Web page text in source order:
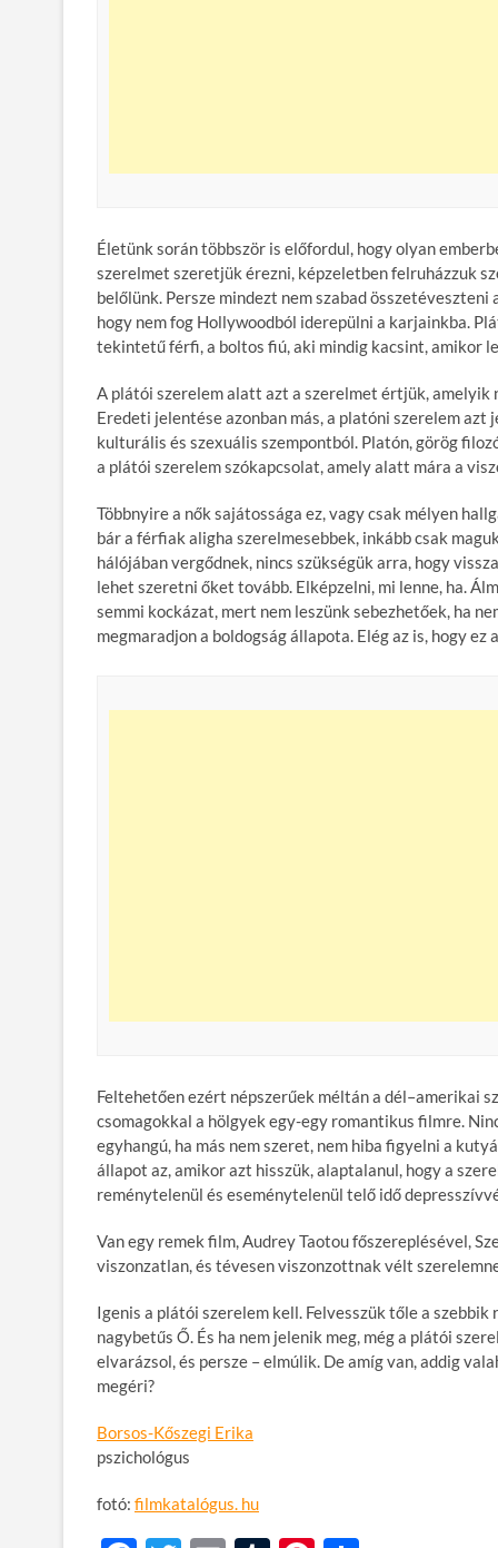
Életünk során többször is előfordul, hogy olyan
szerelmet szeretjük érezni, képzeletben felruházzuk
belőlünk. Persze mindezt nem szabad
hogy nem fog Hollywoodból iderepülni a karjainkba.
tekintetű férfi, a boltos fiú, aki mindig kacsint, amikor
A plátói szerelem alatt azt a szerelmet értjük, amelyik
Eredeti jelentése azonban más, a platóni szerelem
kulturális és szexuális szempontból. Platón, görög
a plátói szerelem szókapcsolat, amely alatt mára a
Többnyire a nők sajátossága ez, vagy csak mélyen
bár a férfiak aligha szerelmesebbek, inkább csak
hálójában vergődnek, nincs szükségük arra, hogy
lehet szeretni őket tovább. Elképzelni, mi lenne, ha.
semmi kockázat, mert nem leszünk sebezhetőek, ha
megmaradjon a boldogság állapota. Elég az is, hogy ez
Feltehetően ezért népszerűek méltán a dél–amerikai
csomagokkal a hölgyek egy-egy romantikus filmre.
egyhangú, ha más nem szeret, nem hiba figyelni a
állapot az, amikor azt hisszük, alaptalanul, hogy a
reménytelenül és eseménytelenül telő idő
Van egy remek film, Audrey Taotou főszereplésével,
viszonzatlan, és tévesen viszonzottnak vélt
Igenis a plátói szerelem kell. Felvesszük tőle a
nagybetűs Ő. És ha nem jelenik meg, még a plátói
elvarázsol, és persze – elmúlik. De amíg van, addig
megéri?
Borsos-Kőszegi Erika
pszichológus
fotó: filmkatalógus. hu